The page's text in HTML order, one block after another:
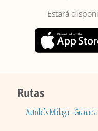
Estará
Rutas
Autobús Málaga - Granada